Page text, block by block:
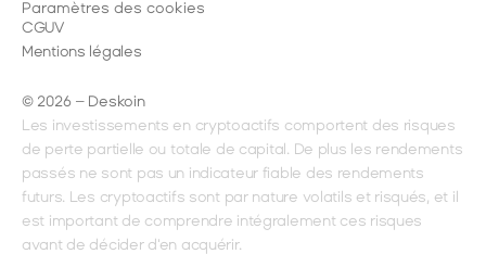
© 2026 – Deskoin
Paramètres des cookies
CGUV
Mentions légales
Les investissements en cryptoactifs comportent des risques
de perte partielle ou totale de capital. De plus les rendements
passés ne sont pas un indicateur fiable des rendements
futurs. Les cryptoactifs sont par nature volatils et risqués, et il
est important de comprendre intégralement ces risques
avant de décider d'en acquérir.